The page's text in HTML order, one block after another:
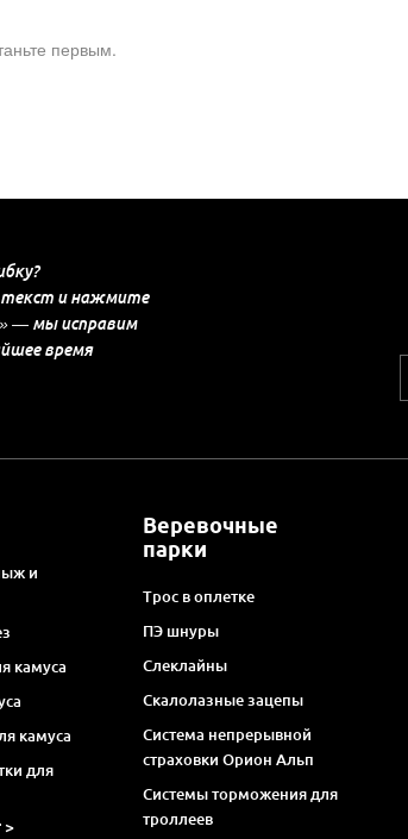
первым.
и нажмите
— мы исправим
время
и
камуса
камуса
для
>
Веревочные
парки
Трос в оплетке
ПЭ шнуры
Слеклайны
Скалолазные зацепы
Система непрерывной
страховки Орион Альп
Системы торможения для
троллеев